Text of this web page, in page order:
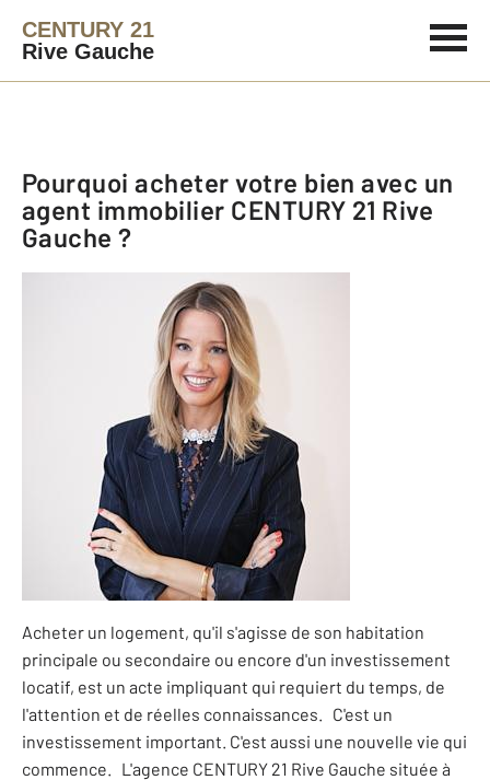
CENTURY 21
Rive Gauche
Pourquoi acheter votre bien avec un
agent immobilier CENTURY 21 Rive
Gauche ?
Acheter un logement, qu'il s'agisse de son habitation
principale ou secondaire ou encore d'un investissement
locatif, est un acte impliquant qui requiert du temps, de
l'attention et de réelles connaissances. C'est un
investissement important. C'est aussi une nouvelle vie qui
commence. L'agence CENTURY 21 Rive Gauche située à